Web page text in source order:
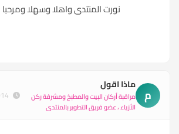
نورت المنتدى واهلا وسهلا
م
ماذا اقول
مراقبة أركان البيت والمطبخ ومشرفة ركن
الأزياء ، عضو فريق التطوير بالمنتدى